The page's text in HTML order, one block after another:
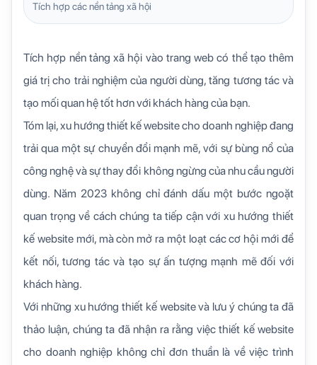
Tích hợp các nền tảng xã hội
Tích hợp nền tảng xã hội vào trang web có thể tạo thêm
giá trị cho trải nghiệm của người dùng, tăng tương tác và
tạo mối quan hệ tốt hơn với khách hàng của bạn.
Tóm lại, xu hướng thiết kế website cho doanh nghiệp đang
trải qua một sự chuyển đổi mạnh mẽ, với sự bùng nổ của
công nghệ và sự thay đổi không ngừng của nhu cầu người
dùng. Năm 2023 không chỉ đánh dấu một bước ngoặt
quan trọng về cách chúng ta tiếp cận với xu hướng thiết
kế website mới, mà còn mở ra một loạt các cơ hội mới để
kết nối, tương tác và tạo sự ấn tượng mạnh mẽ đối với
khách hàng.
Với những xu hướng thiết kế website và lưu ý chúng ta đã
thảo luận, chúng ta đã nhận ra rằng việc thiết kế website
cho doanh nghiệp không chỉ đơn thuần là về việc trình